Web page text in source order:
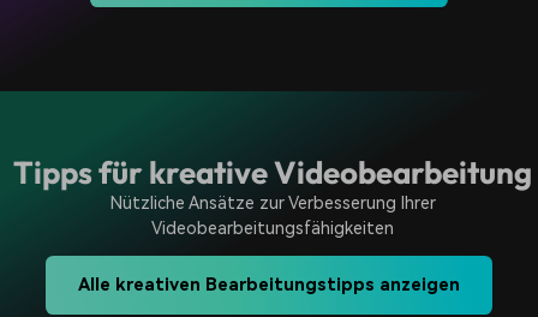
Tipps für kreative Videobearbeitung
Nützliche Ansätze zur Verbesserung Ihrer
Videobearbeitungsfähigkeiten
Alle kreativen Bearbeitungstipps anzeigen